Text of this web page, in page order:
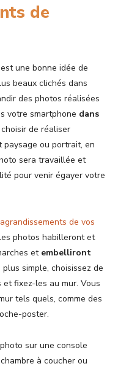
de
une bonne idée de
beaux clichés dans
des photos réalisées
votre smartphone dans
de réaliser
paysage ou portrait, en
sera travaillée et
pour venir égayer votre
agrandissements de vos
photos habilleront et
et embelliront
simple, choisissez de
fixez-les au mur. Vous
tels quels, comme des
poster.
sur une console
à coucher ou